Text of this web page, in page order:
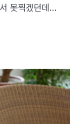
못찍겠던데...